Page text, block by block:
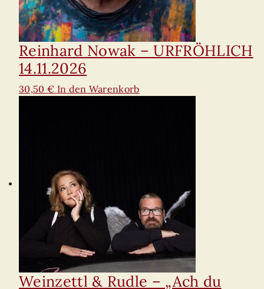
Reinhard Nowak – URFRÖHLICH
14.11.2026
30,50 € In den Warenkorb
Weinzettl & Rudle – „Ach du